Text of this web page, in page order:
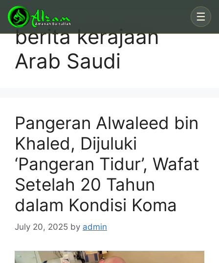
☰
Skip
contentberita kerajaan
Arab Saudi
Pangeran Alwaleed bin
Khaled, Dijuluki
‘Pangeran Tidur’, Wafat
Setelah 20 Tahun
dalam Kondisi Koma
July 20, 2025 by admin